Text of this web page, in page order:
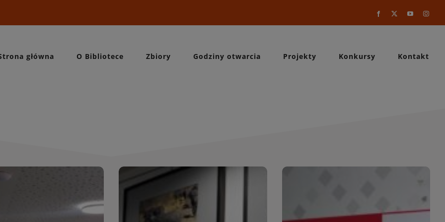
Facebook YouTube
główna O Bibliotece Zbiory Godziny otwarcia Projekty Konkursy Kontakt
Wydarzenia